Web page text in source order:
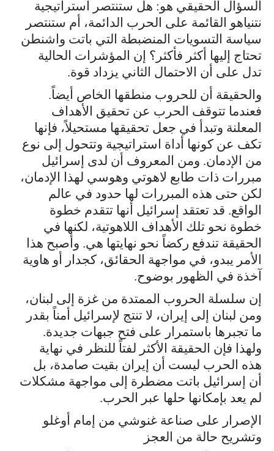
السؤال الحقيقي هو: هل ستنتصر استراتيجية
نتنياهو القائمة على الحرب الدائمة، أم ستنتصر
سياسة التسويات المنضبطة التي باتت واشنطن
تحتاج إليها أكثر فأكثر؟ إن المؤشرات الحالية
تدل على أن الاحتمال الثاني يزداد قوة.
والحقيقة أن للحروب منطقها الخاص أيضاً.
فعندما تتوقف الحرب عن تحقيق الأهداف
المعلنة وتبدأ في جعل تحقيقها مستحيلاً، فإنها
تكف عن كونها أداة استراتيجية وتتحول إلى نوع
من الإدمان. ومن المعروف أن لدى إسرائيل
مبررات ذات طابع لاهوتي وهوسي لهذا الإدمان،
لكن حتى هذه المبررات لها حدود في عالم
الواقع. قد تعتقد إسرائيل أنها تتقدم خطوة
خطوة نحو تلك الأهداف اللاهوتية، لكنها في
الحقيقة تندفع ركضاً نحو نهايتها هي. وأصبح هذا
الأمر يبدو، في مواجهة الحقائق، كجدار أو هاوية
آخذة في الظهور بوضوح.
إن سلسلة الحروب الممتدة من غزة إلى لبنان،
ومن لبنان إلى إيران، لا تنتج لإسرائيل أمناً بقدر
ما تجبرها باستمرار على فتح جبهات جديدة.
ولهذا فإن الحقيقة الأكثر لفتاً للنظر في نهاية
هذه الحرب ليست أن إيران بقيت صامدة، بل
أن إسرائيل باتت مضطرة إلى مواجهة مشكلات
لم يعد بإمكانها حلها عبر الحرب.
الإصرار على صناعة غنوشي من إمام أوغلو
وتشريح حالة من العجز